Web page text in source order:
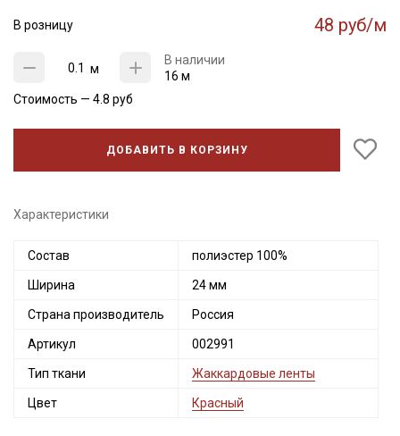
В розницу 48 руб/м
м
В наличии
16 м
Стоимость — 4.8 руб
ДОБАВИТЬ В КОРЗИНУ
Характеристики
Состав полиэстер 100%
Ширина 24 мм
Страна производитель Россия
Артикул 002991
Тип ткани Жаккардовые ленты
Цвет Красный